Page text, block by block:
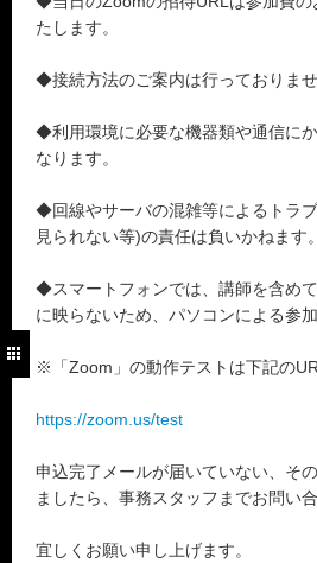
たします。
◆接続方法のご案内は行っておりませ
◆利用環境に必要な機器類や通信に
なります。
◆回線やサーバの混雑等によるトラ
見られない等)の責任は負いかねます。
◆スマートフォンでは、講師を含め
に映らないため、パソコンによる参
※「Zoom」の動作テストは下記の
https://zoom.us/test
申込完了メールが届いていない、そ
ましたら、事務スタッフまでお問い
宜しくお願い申し上げます。